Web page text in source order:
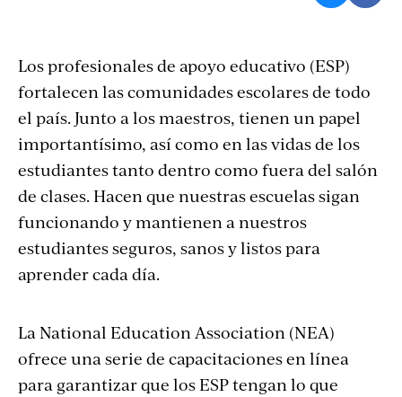
Los profesionales de apoyo educativo (ESP)
fortalecen las comunidades escolares de todo
el país. Junto a los maestros, tienen un papel
importantísimo, así como en las vidas de los
estudiantes tanto dentro como fuera del salón
de clases. Hacen que nuestras escuelas sigan
funcionando y mantienen a nuestros
estudiantes seguros, sanos y listos para
aprender cada día.
La National Education Association (NEA)
ofrece una serie de capacitaciones en línea
para garantizar que los ESP tengan lo que